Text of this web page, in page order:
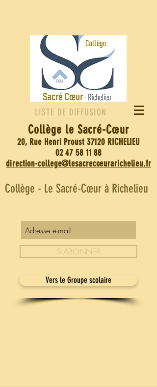
LISTE DE DIFFUSION
Collège le Sacré-Cœur
20, Rue Henri Proust 37120 RICHELIEU
02 47 58 11 88
direction-college@lesacrecoeurarichelieu.fr
Collège - Le Sacré-Cœur à Richelieu
S'ABONNER
Vers le Groupe scolaire